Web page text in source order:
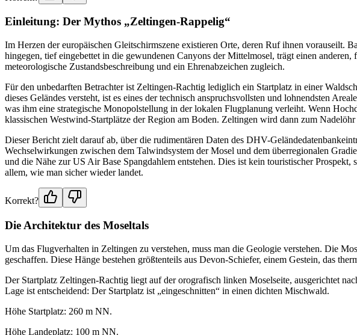
Einleitung: Der Mythos „Zeltingen-Rappelig“
Im Herzen der europäischen Gleitschirmszene existieren Orte, deren Ruf ihnen vorauseilt.
hingegen, tief eingebettet in die gewundenen Canyons der Mittelmosel, trägt einen
meteorologische Zustandsbeschreibung und ein Ehrenabzeichen zugleich.
Für den unbedarften Betrachter ist Zeltingen-Rachtig lediglich ein Startplatz in einer
dieses Geländes versteht, ist es eines der technisch anspruchsvollsten und lohnendsten
was ihm eine strategische Monopolstellung in der lokalen Flugplanung verleiht. Wenn
klassischen Westwind-Startplätze der Region am Boden. Zeltingen wird dann zum
Dieser Bericht zielt darauf ab, über die rudimentären Daten des DHV-
Wechselwirkungen zwischen dem Talwindsystem der Mosel und dem überregionalen
und die Nähe zur US Air Base Spangdahlem entstehen. Dies ist kein touristischer
allem, wie man sicher wieder landet.
Korrekt?
Die Architektur des Moseltals
Um das Flugverhalten in Zeltingen zu verstehen, muss man die Geologie verstehen. Die
geschaffen. Diese Hänge bestehen größtenteils aus Devon-Schiefer, einem Gestein, das
Der Startplatz Zeltingen-Rachtig liegt auf der orografisch linken Moselseite, ausgerichtet
Lage ist entscheidend: Der Startplatz ist „eingeschnitten“ in einen dichten Mischwald.
Höhe Startplatz: 260 m NN.
Höhe Landeplatz: 100 m NN.